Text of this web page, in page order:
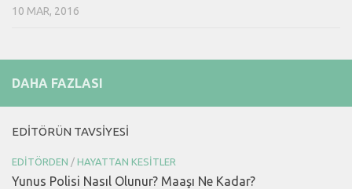
10 MAR, 2016
DAHA FAZLASI
EDITÖRÜN TAVSIYESI
EDITÖRDEN / HAYATTAN KESITLER
Yunus Polisi Nasıl Olunur? Maaşı Ne Kadar?